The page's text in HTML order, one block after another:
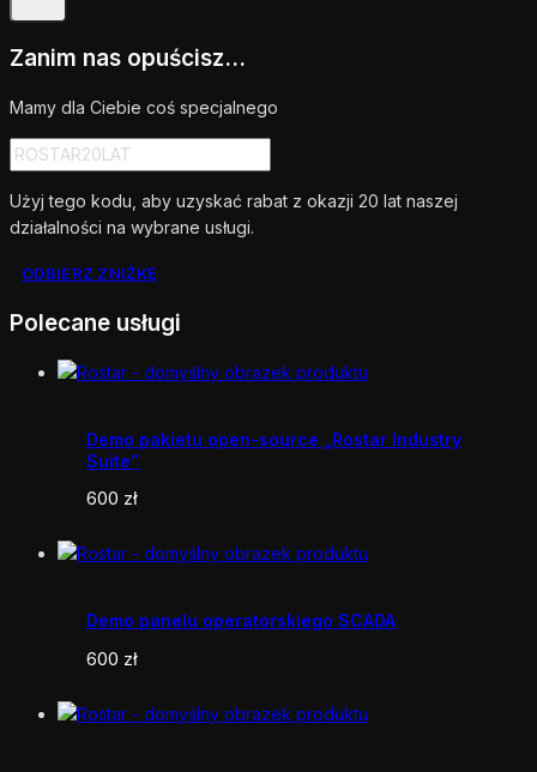
Zanim nas opuścisz...
Mamy dla Ciebie coś specjalnego
Użyj tego kodu, aby uzyskać rabat z okazji 20 lat naszej
działalności na wybrane usługi.
ODBIERZ ZNIŻKĘ
Polecane usługi
Demo pakietu open-source „Rostar Industry
Suite”
600 zł
Demo panelu operatorskiego SCADA
600 zł